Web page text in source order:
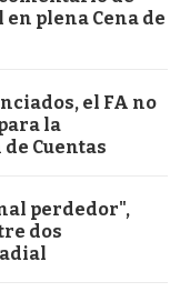
plena Cena de
el FA no
la
Cuentas
perdedor",
dos